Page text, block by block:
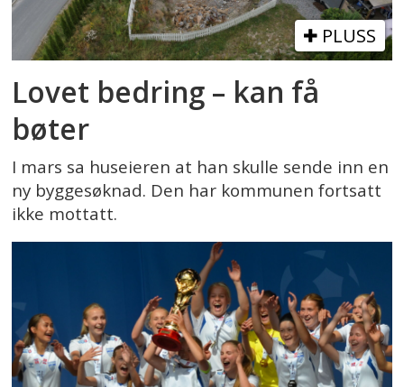
PLUSS
Lovet bedring – kan få
bøter
I mars sa huseieren at han skulle sende inn en
ny byggesøknad. Den har kommunen fortsatt
ikke mottatt.